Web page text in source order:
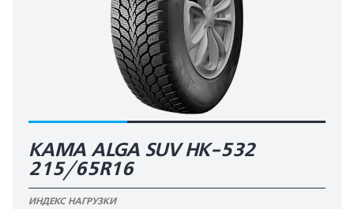
KAMA ALGA SUV HK-532
215/65R16
ИНДЕКС НАГРУЗКИ